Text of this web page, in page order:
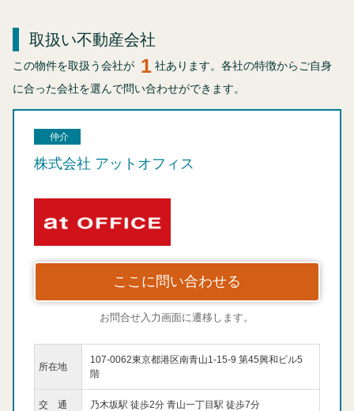
取扱い不動産会社
この物件を取扱う会社が 1 社あります。各社の特徴からご自身
に合った会社を選んで問い合わせができます。
仲介
株式会社 アットオフィス
ここに問い合わせる
お問合せ入力画面に遷移します。
所在地
107-0062東京都港区南青山1-15-9 第45興和ビル5
階
交 通 乃木坂駅 徒歩2分 青山一丁目駅 徒歩7分